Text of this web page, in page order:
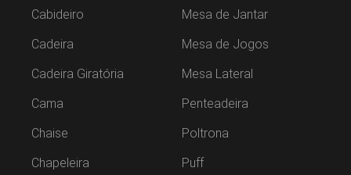
Cabideiro
Cadeira
Cadeira Giratória
Cama
Chaise
Chapeleira
Mesa de Jantar
Mesa de Jogos
Mesa Lateral
Penteadeira
Poltrona
Puff